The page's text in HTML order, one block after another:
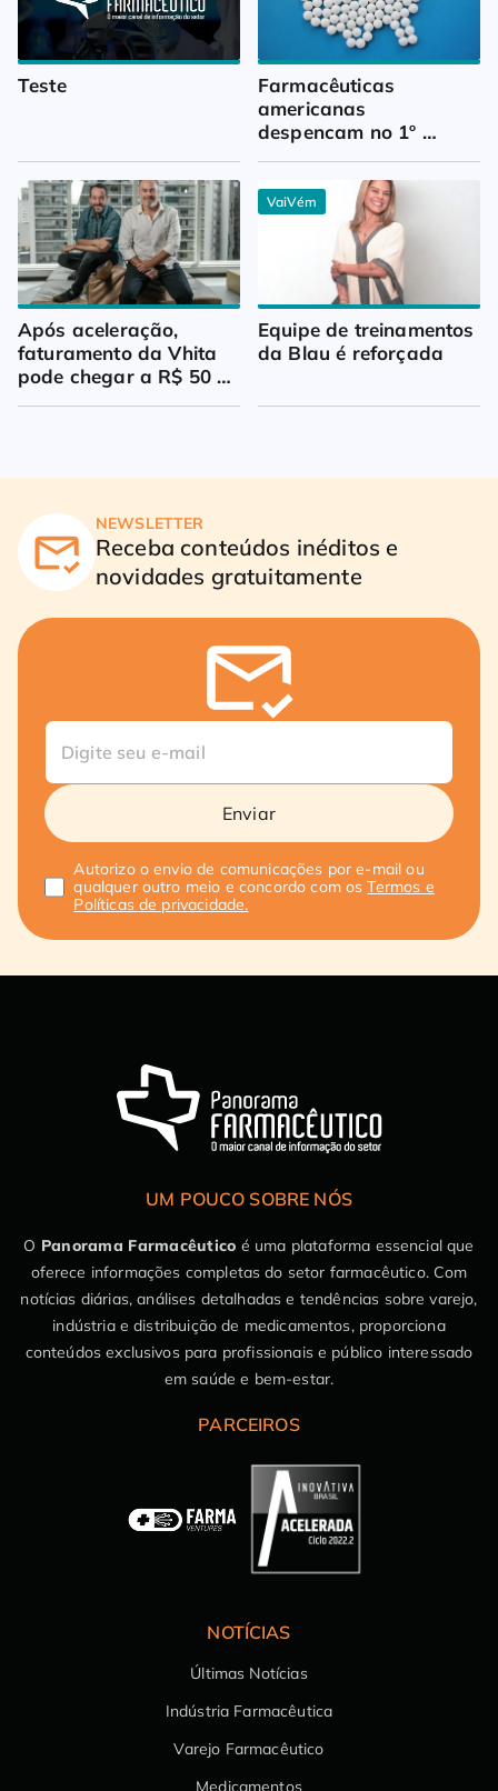
Teste
Farmacêuticas
americanas
despencam no 1º
Após aceleração,
faturamento da Vhita
pode chegar a R$ 50
milhões
VaiVém
Equipe de treinamentos
da Blau é reforçada
NEWSLETTER
Receba conteúdos inéditos e
novidades gratuitamente
Enviar
Autorizo o envio de comunicações por e-mail ou
qualquer outro meio e concordo com osTermos e
Políticas de privacidade.
UM POUCO SOBRE NÓS
O Panorama Farmacêutico é uma plataforma essencial que
oferece informações completas do setor farmacêutico. Com
notícias diárias, análises detalhadas e tendências sobre varejo,
indústria e distribuição de medicamentos, proporciona
conteúdos exclusivos para profissionais e público interessado
em saúde e bem-estar.
PARCEIROS
NOTÍCIAS
Últimas Notícias
Indústria Farmacêutica
Varejo Farmacêutico
Medicamentos